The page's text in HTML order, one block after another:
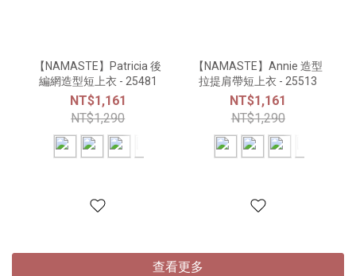
【NAMASTE】Patricia 後
編網造型短上衣 - 25481
NT$1,161
NT$1,290
【NAMASTE】Annie 造型
拉提肩帶短上衣 - 25513
NT$1,161
NT$1,290
查看更多